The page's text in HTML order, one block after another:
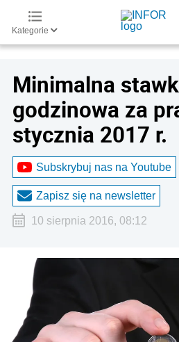
Kategorie
Minimalna
godzinowa za
stycznia 2017 r.
Subskrybuj nas na Youtube
Zapisz się na newsletter
10 sierpnia 2016, 08:12